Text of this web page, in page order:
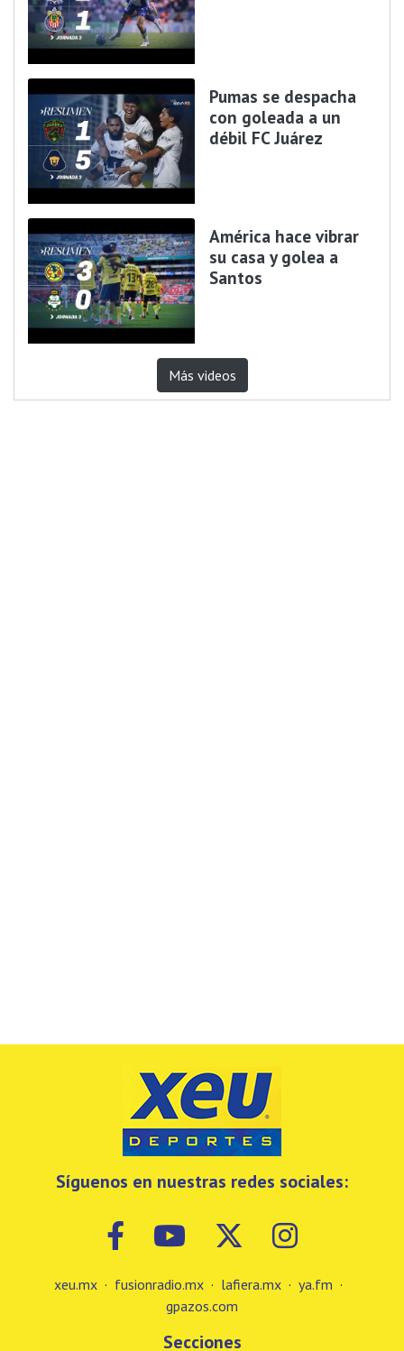
Pumas se despacha
con goleada a un
débil FC Juárez
América hace vibrar
su casa y golea a
Santos
Más videos
Síguenos en nuestras redes sociales:
xeu.mx · fusionradio.mx · lafiera.mx · ya.fm ·
gpazos.com
Secciones